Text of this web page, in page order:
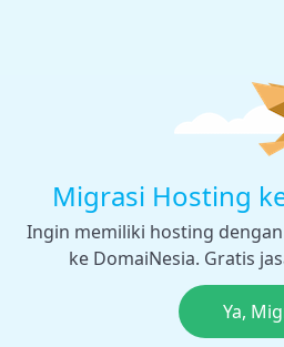
Migrasi Hosting
Ingin memiliki hosting
ke DomaiNesia. Gratis
Ya,